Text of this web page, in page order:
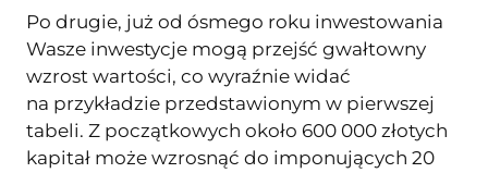
Po drugie, już od ósmego roku inwestowania
Wasze inwestycje mogą przejść gwałtowny
wzrost wartości, co wyraźnie widać
na przykładzie przedstawionym w pierwszej
tabeli. Z początkowych około 600 000 złotych
kapitał może wzrosnąć do imponujących 20